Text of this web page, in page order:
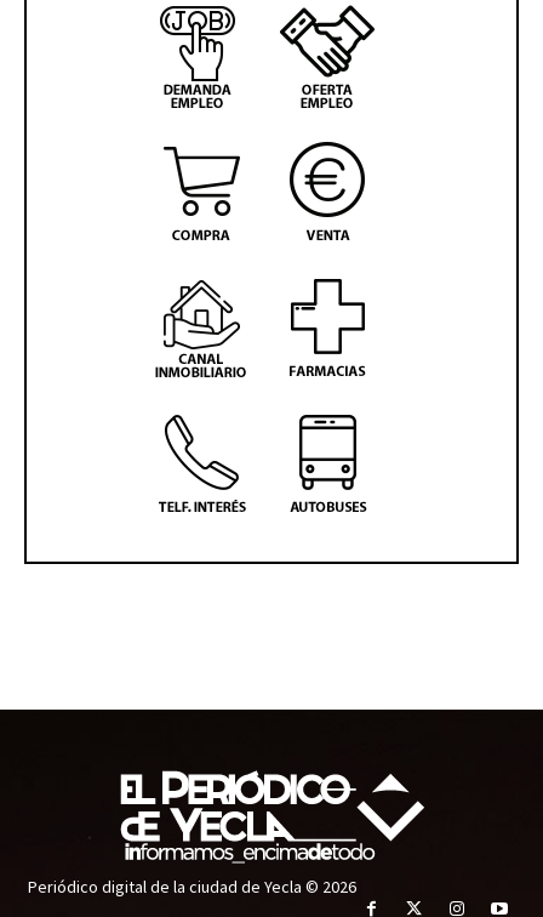
Periódico digital de la ciudad de Yecla © 2026